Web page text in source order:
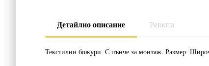
Детайлно описание Ревюта
Текстилни божури. С пънче за монтаж. Размер: